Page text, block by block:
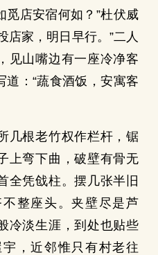
觅店安宿何如？”杜伏威
店家，明日早行。”二人
见山嘴边有一座冷净客
道：“蔬食酒饭，安寓客
几根老竹权作栏杆，锯
上弯下曲，破壁有骨无
全凭戗柱。摆几张半旧
整座头。夹壁尽是芦
冷淡生涯，到处也贴些
，近邻惟只有村老往